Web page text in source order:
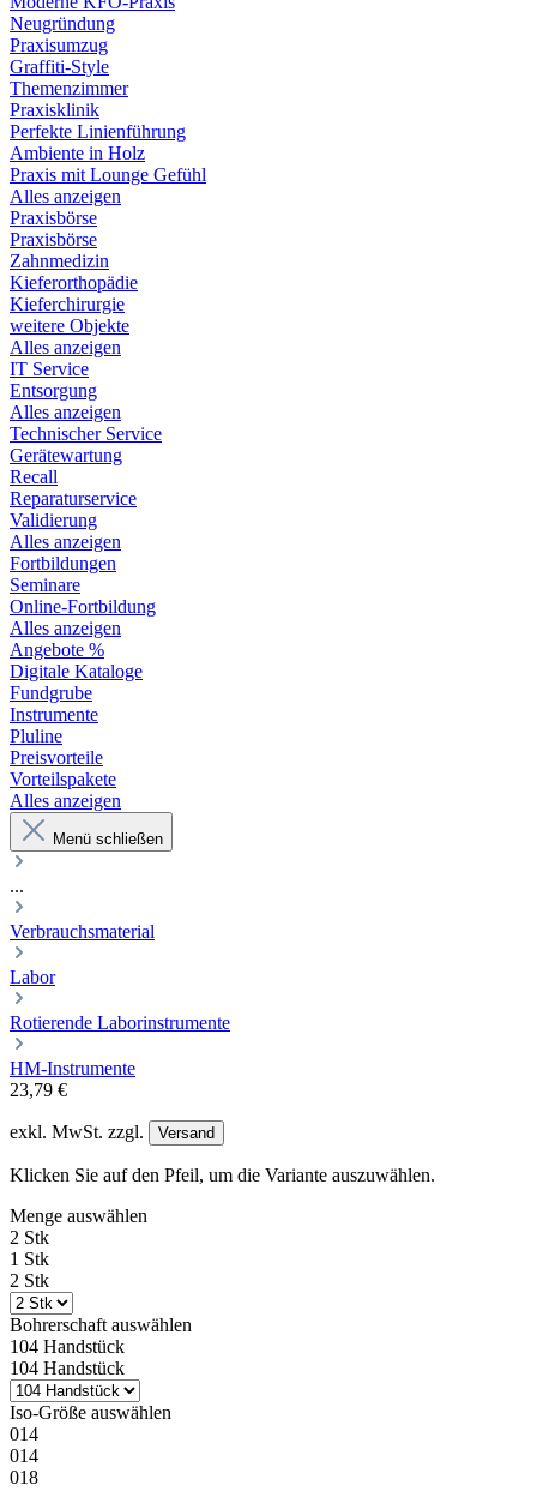
Neugründung
Praxisumzug
Graffiti-Style
Themenzimmer
Praxisklinik
Perfekte Linienführung
Ambiente in Holz
Praxis mit Lounge Gefühl
Alles anzeigen
Praxisbörse
Praxisbörse
Zahnmedizin
Kieferorthopädie
Kieferchirurgie
weitere Objekte
Alles anzeigen
IT Service
Entsorgung
Alles anzeigen
Technischer Service
Gerätewartung
Recall
Reparaturservice
Validierung
Alles anzeigen
Fortbildungen
Seminare
Online-Fortbildung
Alles anzeigen
Angebote %
Digitale Kataloge
Fundgrube
Instrumente
Pluline
Preisvorteile
Vorteilspakete
Alles anzeigen
Menü schließen
...
Verbrauchsmaterial
Labor
Rotierende Laborinstrumente
HM-Instrumente
23,79 €
exkl. MwSt. zzgl. Versand
Klicken Sie auf den Pfeil, um die Variante auszuwählen.
Menge auswählen
2 Stk
1 Stk
2 Stk
Bohrerschaft auswählen
104 Handstück
104 Handstück
Iso-Größe auswählen
014
014
018